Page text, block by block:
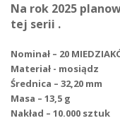
Na rok 2025
tej serii .
Nominał – 20
Materiał - mosiądz
Średnica – 32,20 mm
Masa – 13,5 g
Nakład – 10.000 sztuk